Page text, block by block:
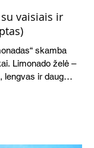
vaisiais ir
skamba
Limonado želė –